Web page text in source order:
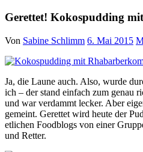
Gerettet! Kokospudding
Von Sabine Schlimm 6. Mai 2015
Ja, die Laune auch. Also, wurde
ich – der stand einfach zum genau
und war verdammt lecker. Aber
gemeint. Gerettet wird heute der
etlichen Foodblogs von einer
und Retter.